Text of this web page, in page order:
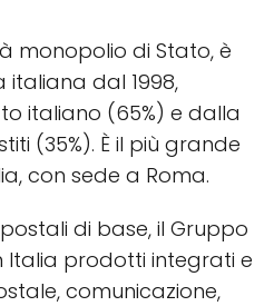
monopolio di Stato, è
dal 1998,
italiano (65%) e dalla
(35%). È il più grande
con sede a Roma.
di base, il Gruppo
Italia prodotti integrati e
comunicazione,